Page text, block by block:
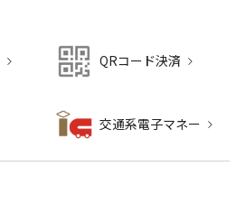
QRコード決済
交通系電子マネー